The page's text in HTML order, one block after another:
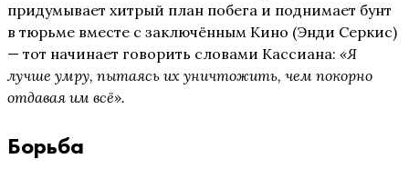
придумывает хитрый план побега и поднимает бунт
в тюрьме вместе с заключённым Кино (Энди Серкис)
— тот начинает говорить словами Кассиана: «Я
лучше умру, пытаясь их уничтожить, чем покорно
отдавая им всё».
Борьба